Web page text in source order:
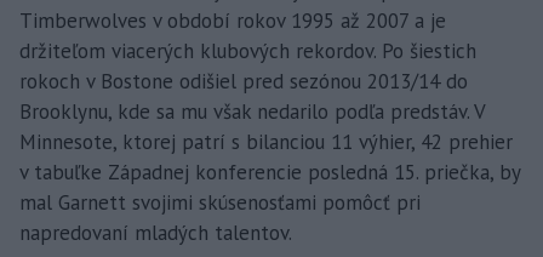
Timberwolves v období rokov 1995 až 2007 a je
držiteľom viacerých klubových rekordov. Po šiestich
rokoch v Bostone odišiel pred sezónou 2013/14 do
Brooklynu, kde sa mu však nedarilo podľa predstáv. V
Minnesote, ktorej patrí s bilanciou 11 výhier, 42 prehier
v tabuľke Západnej konferencie posledná 15. priečka, by
mal Garnett svojimi skúsenosťami pomôcť pri
napredovaní mladých talentov.